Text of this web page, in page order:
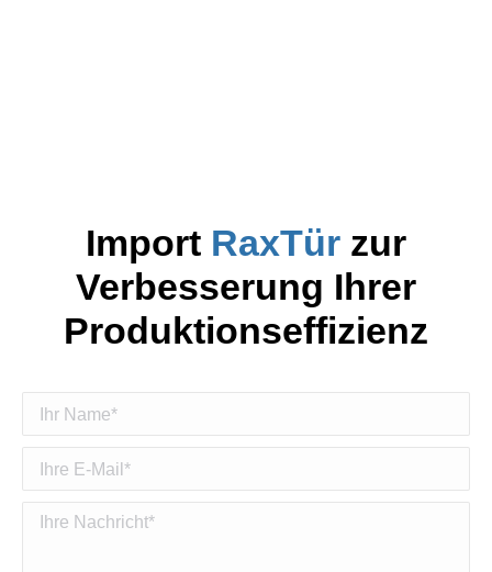
Import RaxTür zur
Verbesserung Ihrer
Produktionseffizienz